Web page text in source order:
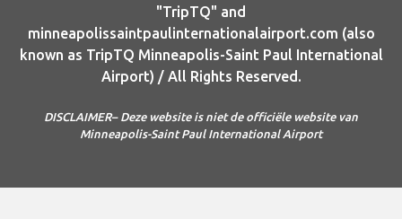
"TripTQ" and
minneapolissaintpaulinternationalairport.com (also
known as TripTQ Minneapolis-Saint Paul International
Airport) / All Rights Reserved.
DISCLAIMER– Deze website is niet de officiële website van
Minneapolis-Saint Paul International Airport